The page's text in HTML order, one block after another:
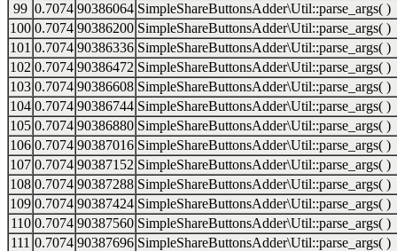
99 0.7074 90386064 SimpleShareButtonsAdder\Util::parse_args( )
100 0.7074 90386200 SimpleShareButtonsAdder\Util::parse_args( )
101 0.7074 90386336 SimpleShareButtonsAdder\Util::parse_args( )
102 0.7074 90386472 SimpleShareButtonsAdder\Util::parse_args( )
103 0.7074 90386608 SimpleShareButtonsAdder\Util::parse_args( )
104 0.7074 90386744 SimpleShareButtonsAdder\Util::parse_args( )
105 0.7074 90386880 SimpleShareButtonsAdder\Util::parse_args( )
106 0.7074 90387016 SimpleShareButtonsAdder\Util::parse_args( )
107 0.7074 90387152 SimpleShareButtonsAdder\Util::parse_args( )
108 0.7074 90387288 SimpleShareButtonsAdder\Util::parse_args( )
109 0.7074 90387424 SimpleShareButtonsAdder\Util::parse_args( )
110 0.7074 90387560 SimpleShareButtonsAdder\Util::parse_args( )
111 0.7074 90387696 SimpleShareButtonsAdder\Util::parse_args( )